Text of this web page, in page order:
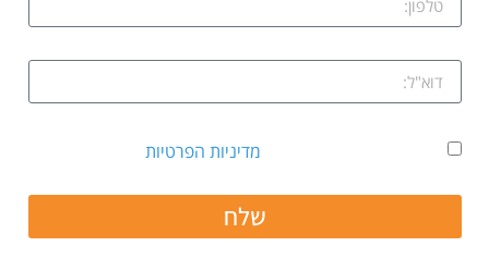
אני מאשר קבלת דיוור ואת מדיניות הפרטיות
שלח